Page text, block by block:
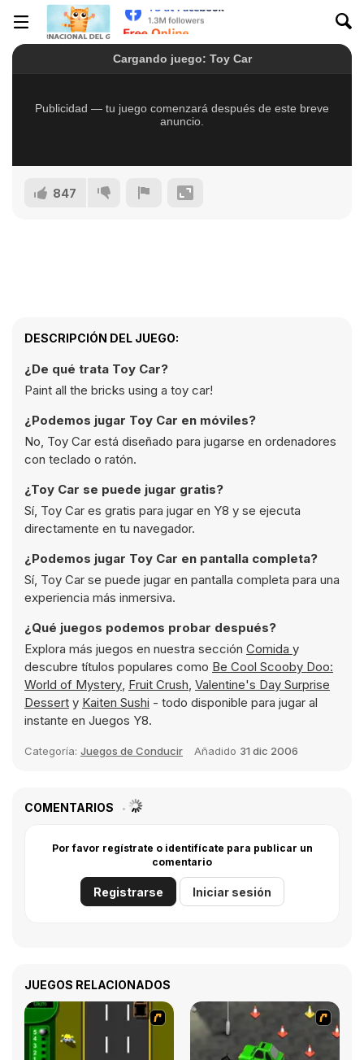
847
DESCRIPCIÓN DEL JUEGO:
¿De qué trata Toy Car?
Paint all the bricks using a toy car!
¿Podemos jugar Toy Car en móviles?
No, Toy Car está diseñado para jugarse en ordenadores
con teclado o ratón.
¿Toy Car se puede jugar gratis?
Sí, Toy Car es gratis para jugar en Y8 y se ejecuta
directamente en tu navegador.
¿Podemos jugar Toy Car en pantalla completa?
Sí, Toy Car se puede jugar en pantalla completa para una
experiencia más inmersiva.
¿Qué juegos podemos probar después?
Explora más juegos en nuestra sección Comida y
descubre títulos populares como Be Cool Scooby Doo:
World of Mystery, Fruit Crush, Valentine's Day Surprise
Dessert y Kaiten Sushi - todo disponible para jugar al
instante en Juegos Y8.
Categoría: Juegos de Conducir Añadido 31 dic 2006
COMENTARIOS
Por favor regístrate o identifícate para publicar un
comentario
Registrarse Iniciar sesión
JUEGOS RELACIONADOS